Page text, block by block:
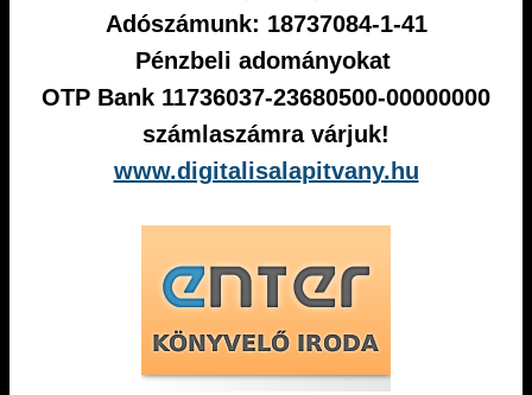
Adószámunk: 18737084-1-41
Pénzbeli adományokat
OTP Bank 11736037-23680500-00000000
számlaszámra várjuk!
www.digitalisalapitvany.hu